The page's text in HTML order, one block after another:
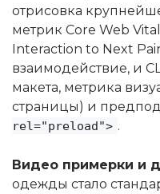
отрисовка
метрик Core Web
Interaction to Next
взаимодействие, и
макета, метрика
страницы) и
rel="preload"> .
Видео примерки и
одежды стало